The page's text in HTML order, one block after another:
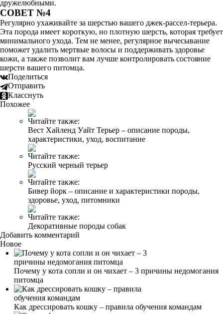
дружелюбными.
СОВЕТ №4
Регулярно ухаживайте за шерстью вашего джек-рассел-терьера.
Эта порода имеет короткую, но плотную шерсть, которая требует
минимального ухода. Тем не менее, регулярное вычесывание
поможет удалить мертвые волосы и поддерживать здоровье
кожи, а также позволит вам лучше контролировать состояние
шерсти вашего питомца.
Поделиться
Отправить
Класснуть
Похожее
Читайте также:
Вест Хайленд Уайт Терьер – описание породы,
характеристики, уход, воспитание
Читайте также:
Русский черный терьер
Читайте также:
Бивер йорк – описание и характеристики породы,
здоровье, уход, питомники
Читайте также:
Декоративные породы собак
Добавить комментарий
Новое
Почему у кота сопли и он чихает – 3 причины недомогания
питомца
Как дрессировать кошку – правила обучения командам